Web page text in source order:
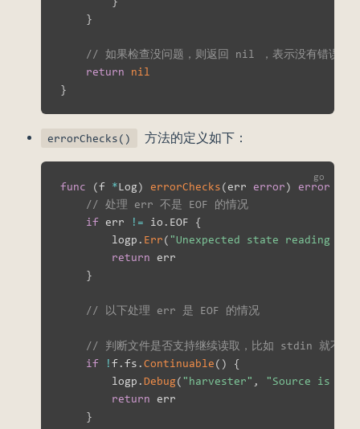
}
// 如果检查没问题，则返回 nil ，表示没有错误
return
nil
}
errorChecks() 方法的定义如下：
func (f *Log) errorChecks(err error) error
// 处理 err 不是 EOF 的情况
if err != io . EOF {
        logp
. Err("Unexpected state reading
return err
}
// 以下处理 err 是 EOF 的情况
// 判断文件是否支持继续读取，比如 stdin 就不支
if
!f.fs .Continuable( )
{
        logp
.Debug("harvester" ,
"Source is not
return err
}